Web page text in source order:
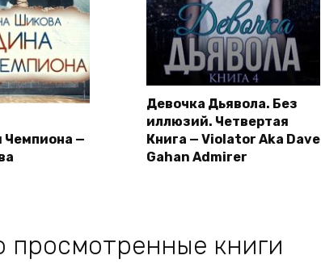
Чемпиона —
Девочка Дьявола. Без
иллюзий. Четвертая
Книга — Violator Aka Dave
Gahan Admirer
просмотренные книги